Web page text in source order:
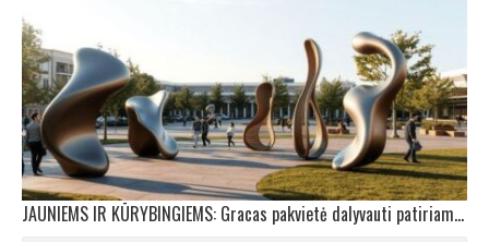
JAUNIEMS IR KŪRYBINGIEMS: Gracas pakvietė dalyvauti patiriamų skulptūrų konkurse